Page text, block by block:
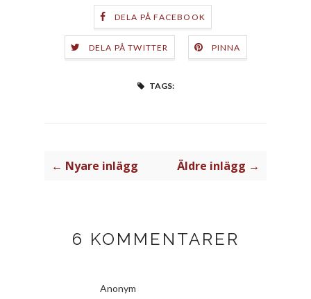
DELA PÅ FACEBOOK
DELA PÅ TWITTER PINNA
TAGS:
← Nyare inlägg Äldre inlägg →
6 KOMMENTARER
Anonym